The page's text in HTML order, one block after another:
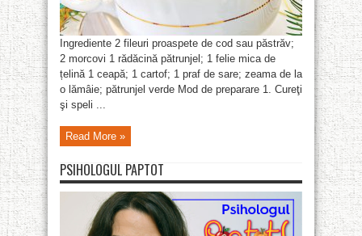
Ingrediente 2 fileuri proaspete de cod sau păstrăv;
2 morcovi 1 rădăcină pătrunjel; 1 felie mica de
țelină 1 ceapă; 1 cartof; 1 praf de sare; zeama de la
o lămâie; pătrunjel verde Mod de preparare 1. Cureţi
şi speli ...
Read More »
PSIHOLOGUL PAPTOT